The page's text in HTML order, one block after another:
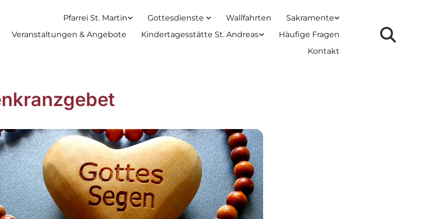
Pfarrei St. Martin Gottesdienste Wallfahrten
Sakramente
Veranstaltungen & Angebote
Kindertagesstätte St. Andreas
Häufige Fragen
Kontakt